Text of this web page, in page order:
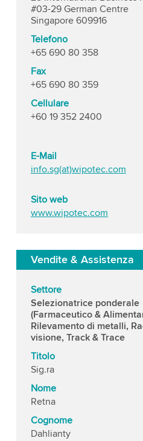
#03-29 German Centre
Singapore 609916
Telefono
+65 690 80 358
Fax
+65 690 80 359
Cellulare
+60 19 352 2400
E-Mail
info.sg(at)wipotec.com
Sito web
www.wipotec.com
Vendite & Assistenza
Settore
Selezionatrice ponderale
(Farmaceutico &
Rilevamento di metalli,
visione, Track & Trace
Titolo
Sig.ra
Nome
Retna
Cognome
Dahlianty